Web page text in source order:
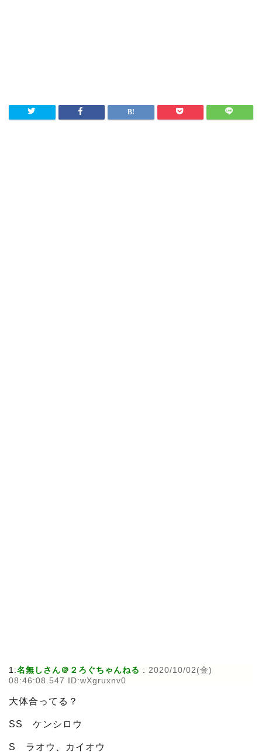
1:名無しさん＠２ろぐちゃんねる : 2020/10/02(金)
08:46:08.547 ID:wXgruxnv0
大体合ってる？
SS ケンシロウ
S ラオウ、カイオウ